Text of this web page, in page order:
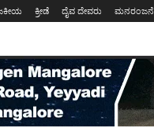
ಕ್ರೀಡೆ ದೈವ ದೇವರು ಮನರಂಜನೆ